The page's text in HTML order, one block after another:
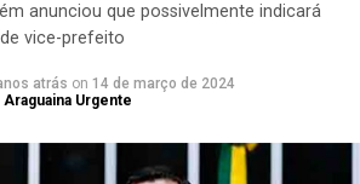
anunciou que possivelmente indicará
vice-prefeito
atrás on 14 de março de 2024
Araguaina Urgente